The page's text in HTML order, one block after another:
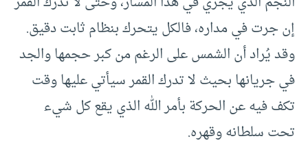
إن جرت في مداره، فالكل يتحرك بنظام ثابت دقيق.
وقد يُراد أن الشمس على الرغم من كبر حجمها والجد
في جريانها بحيث لا تدرك القمر سيأتي عليها وقت
تكف فيه عن الحركة بأمر الله الذي يقع كل شيء
تحت سلطانه وقهره.